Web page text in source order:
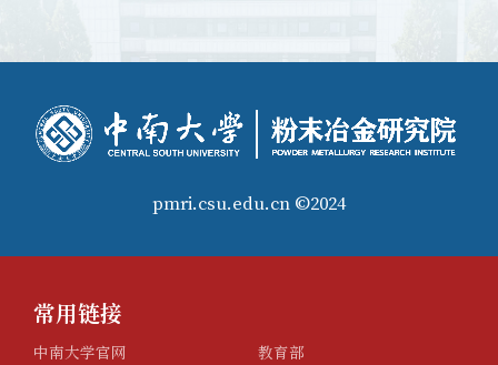
pmri.csu.edu.cn ©2024
常用链接
中南大学官网
教育部